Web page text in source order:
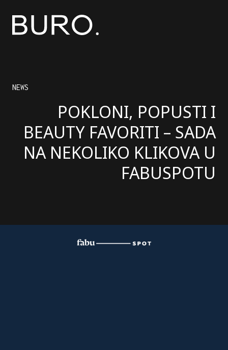
NEWS
POKLONI, POPUSTI I
BEAUTY FAVORITI – SADA
NA NEKOLIKO KLIKOVA U
FABUSPOTU